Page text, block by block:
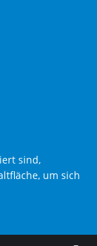
sind,
um sich